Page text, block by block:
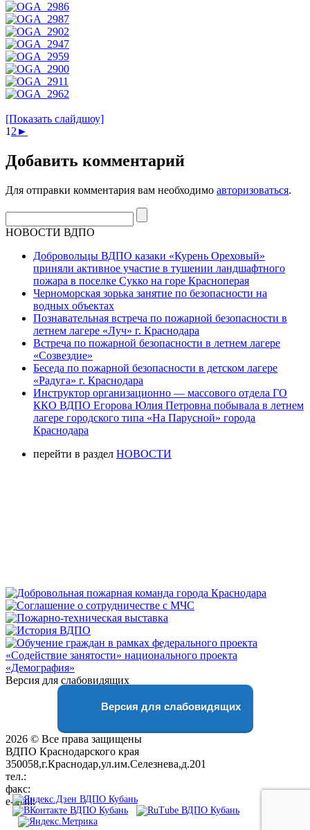
[Показать слайдшоу]
12►
Добавить комментарий
Для отправки комментария вам необходимо авторизоваться.
НОВОСТИ ВДПО
Добровольцы ВДПО казаки «Курень Ореховый»
приняли активное участие в тушении ландшафтного
пожара в поселке Сукко на горе Красноперая
Черноморская зорька занятие по безопасности на
водных объектах
Познавательная встреча по пожарной безопасности в
летнем лагере «Луч» г. Краснодара
Встреча по пожарной безопасности в летнем лагере
«Созвездие»
Беседа по пожарной безопасности в детском лагере
«Радуга» г. Краснодара
Инструктор организационно — массового отдела ГО
ККО ВДПО Егорова Юлия Петровна побывала в летнем
лагере городского типа «На Парусной» города
Краснодара
перейти в раздел НОВОСТИ
Версия для слабовидящих
Версия для слабовидящих
2026 © Все права защищены
ВДПО Краснодарского края
350058,г.Краснодар,ул.им.Селезнева,д.201
тел.:
факс:
e-mail:01@vdpokuban.ru